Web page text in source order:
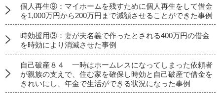
個人再生⑨：マイホームを残すために個人再生をして借金
を1,000万円から200万円まで減額させることができた事例
時効援用③：妻が夫名義で作ったとされる400万円の借金
を時効により消滅させた事例
自己破産８４ 一時はホームレスになってしまった依頼者
が親族の支えで、住む家を確保し時効と自己破産で借金を
きれいにし、年金で生活ができる状況になった事例